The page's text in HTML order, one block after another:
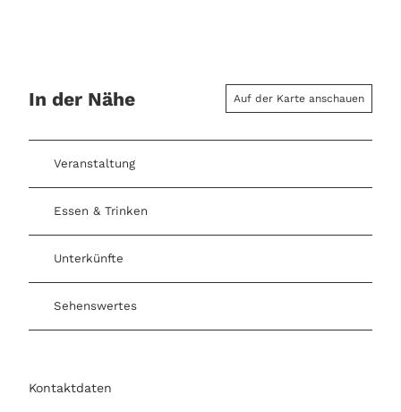
In der Nähe Auf der Karte anschauen
Veranstaltung
Essen & Trinken
Unterkünfte
Sehenswertes
Kontaktdaten